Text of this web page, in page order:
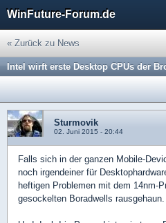
WinFuture-Forum.de
« Zurück zu News
Intel wirft erste Desktop CPUs der
Sturmovik
02. Juni 2015 - 20:44
Falls sich in der ganzen Mobile-
noch irgendeiner für
heftigen Problemen mit dem 14nm-
gesockelten Boradwells rausgehaun.